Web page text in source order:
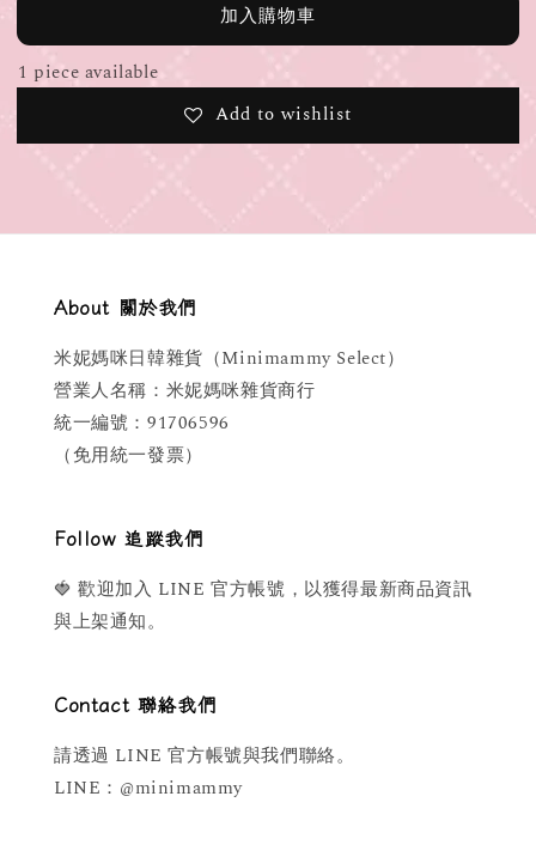
加入購物車
1 piece available
Add to wishlist
About 關於我們
米妮媽咪日韓雜貨（Minimammy Select）
營業人名稱：米妮媽咪雜貨商行
統一編號：91706596
（免用統一發票）
Follow 追蹤我們
🍓 歡迎加入 LINE 官方帳號，以獲得最新商品資訊
與上架通知。
Contact 聯絡我們
請透過 LINE 官方帳號與我們聯絡。
LINE：@minimammy